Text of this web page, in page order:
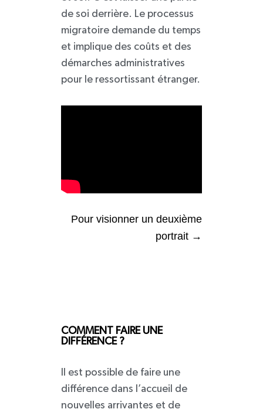
de soi derrière. Le processus
migratoire demande du temps
et implique des coûts et des
démarches administratives
pour le ressortissant étranger.
Pour visionner un deuxième
portrait →
COMMENT FAIRE UNE
DIFFÉRENCE ?
Il est possible de faire une
différence dans l’accueil de
nouvelles arrivantes et de